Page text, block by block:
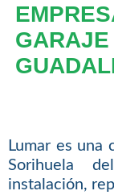
Lumar es una
Sorihuela
instalación,